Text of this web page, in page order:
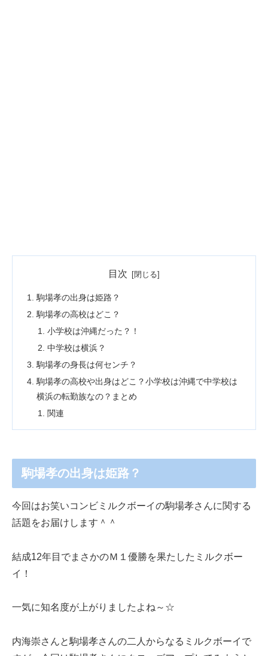
目次
駒場孝の出身は姫路？
駒場孝の高校はどこ？
小学校は沖縄だった？！
中学校は横浜？
駒場孝の身長は何センチ？
駒場孝の高校や出身はどこ？小学校は沖縄で中学校は
横浜の転勤族なの？まとめ
関連
駒場孝の出身は姫路？
今回はお笑いコンビミルクボーイの駒場孝さんに関する
話題をお届けします＾＾
結成12年目でまさかのＭ１優勝を果たしたミルクボー
イ！
一気に知名度が上がりましたよね～☆
内海崇さんと駒場孝さんの二人からなるミルクボーイで